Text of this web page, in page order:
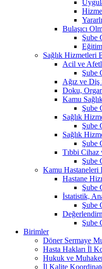
Bulaşıcı
Şube
Sağlık Hizmetleri
Acil ve
Şube
Ağız ve Diş
Doku,
Kamu
Şube
Sağlık
Şube
Sağlık
Şube
Tıbbi Cihaz
Şube
Kamu Hastaneleri
Hastane
Şube
İstatistik,
Şube
Şube
Birimler
Döner Sermaye
Hasta Hakları İl
Hukuk ve
İl Kalite